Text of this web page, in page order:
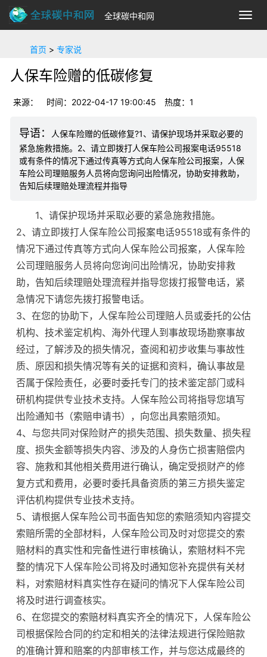
切
换
全球碳中和网
首页 > 专家说
人保车险赠的低碳修复
来源： 时间：2022-04-17 19:00:45 热度：1
人保车险赠的低碳修复?1、请保护现场并采取必要的
紧急施救措施。2、请立即拨打人保车险公司报案电话95518
或有条件的情况下通过传真等方式向人保车险公司报案，人保
车险公司理赔服务人员将向您询问出险情况，协助安排救助，
告知后续理赔处理流程并指导
1、请保护现场并采取必要的紧急施救措施。
2、请立即拨打人保车险公司报案电话95518或有条件的
情况下通过传真等方式向人保车险公司报案，人保车险
公司理赔服务人员将向您询问出险情况，协助安排救
助，告知后续理赔处理流程并指导您拨打报警电话，紧
急情况下请您先拨打报警电话。
3、在您的协助下，人保车险公司理赔人员或委托的公估
机构、技术鉴定机构、海外代理人到事故现场勘察事故
经过，了解涉及的损失情况，查阅和初步收集与事故性
质、原因和损失情况等有关的证据和资料，确认事故是
否属于保险责任，必要时委托专门的技术鉴定部门或科
研机构提供专业技术支持。人保车险公司将指导您填写
出险通知书（索赔申请书），向您出具索赔须知。
4、与您共同对保险财产的损失范围、损失数量、损失程
度、损失金额等损失内容、涉及的人身伤亡损害赔偿内
容、施救和其他相关费用进行确认，确定受损财产的修
复方式和费用，必要时委托具备资质的第三方损失鉴定
评估机构提供专业技术支持。
5、请根据人保车险公司书面告知您的索赔须知内容提交
索赔所需的全部材料，人保车险公司及时对您提交的索
赔材料的真实性和完备性进行审核确认，索赔材料不完
整的情况下人保车险公司将及时通知您补充提供有关材
料，对索赔材料真实性存在疑问的情况下人保车险公司
将及时进行调查核实。
6、在您提交的索赔材料真实齐全的情况下，人保车险公
司根据保险合同的约定和相关的法律法规进行保险赔款
的准确计算和赔案的内部审核工作，并与您达成最终的